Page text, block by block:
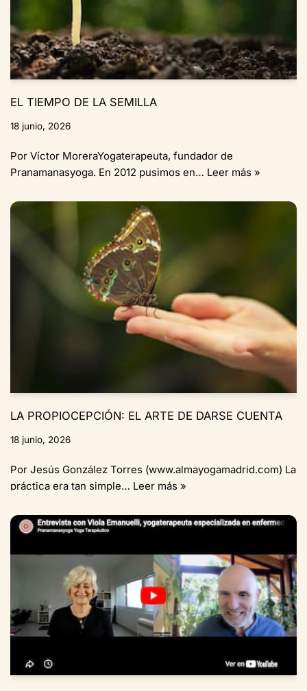
EL TIEMPO DE LA SEMILLA
18 junio, 2026
Por Víctor MoreraYogaterapeuta, fundador de
Pranamanasyoga. En 2012 pusimos en… Leer más »
LA PROPIOCEPCIÓN: EL ARTE DE DARSE CUENTA
18 junio, 2026
Por Jesús González Torres (www.almayogamadrid.com) La
práctica era tan simple… Leer más »